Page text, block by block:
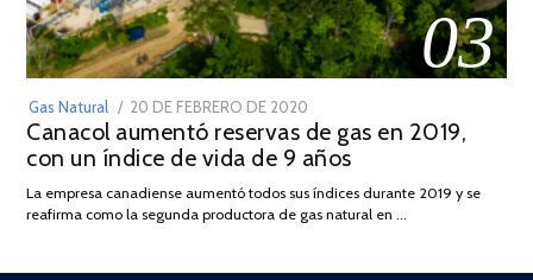
03
Gas Natural
POSTED
ON
20 DE FEBRERO DE 2020
DE
JULIO
2025
Canacol aumentó reservas de gas en 2019,
con un índice de vida de 9 años
La empresa canadiense aumentó todos sus índices durante 2019 y se
reafirma como la segunda productora de gas natural en …